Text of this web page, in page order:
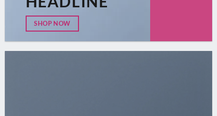
SHOP NOW